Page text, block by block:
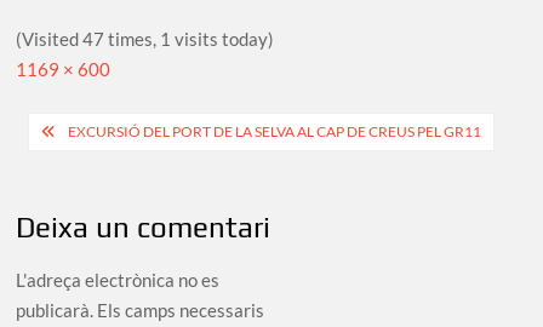
(Visited 47 times, 1 visits today)
Full
1169 × 600
Navegació
EXCURSIÓ DEL PORT DE LA SELVA AL CAP DE CREUS PEL GR11
Deixa un comentari
L'adreça electrònica no es
publicarà. Els camps necessaris